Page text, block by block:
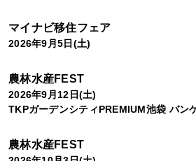
マイナビ移住フェア
2026年9月5日(土)
農林水産FEST
2026年9月12日(土)
TKPガーデンシティPREMIUM池袋 バン
農林水産FEST